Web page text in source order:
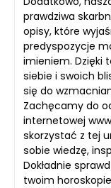
prawdziwa
opisy, które
predyspozycje
imieniem. Dzięki
siebie i swoich
się do
Zachęcamy do
internetowej
skorzystać z tej
sobie wiedzę,
Dokładnie
twoim